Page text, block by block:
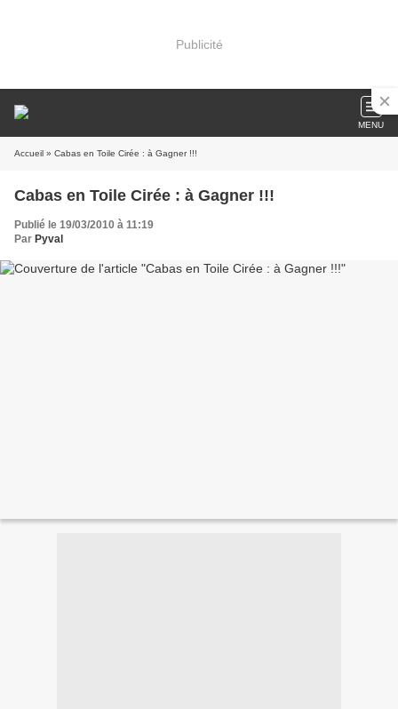
Publicité
MENU
Accueil » Cabas en Toile Cirée : à Gagner !!!
Cabas en Toile Cirée : à Gagner !!!
Publié le 19/03/2010 à 11:19
Par Pyval